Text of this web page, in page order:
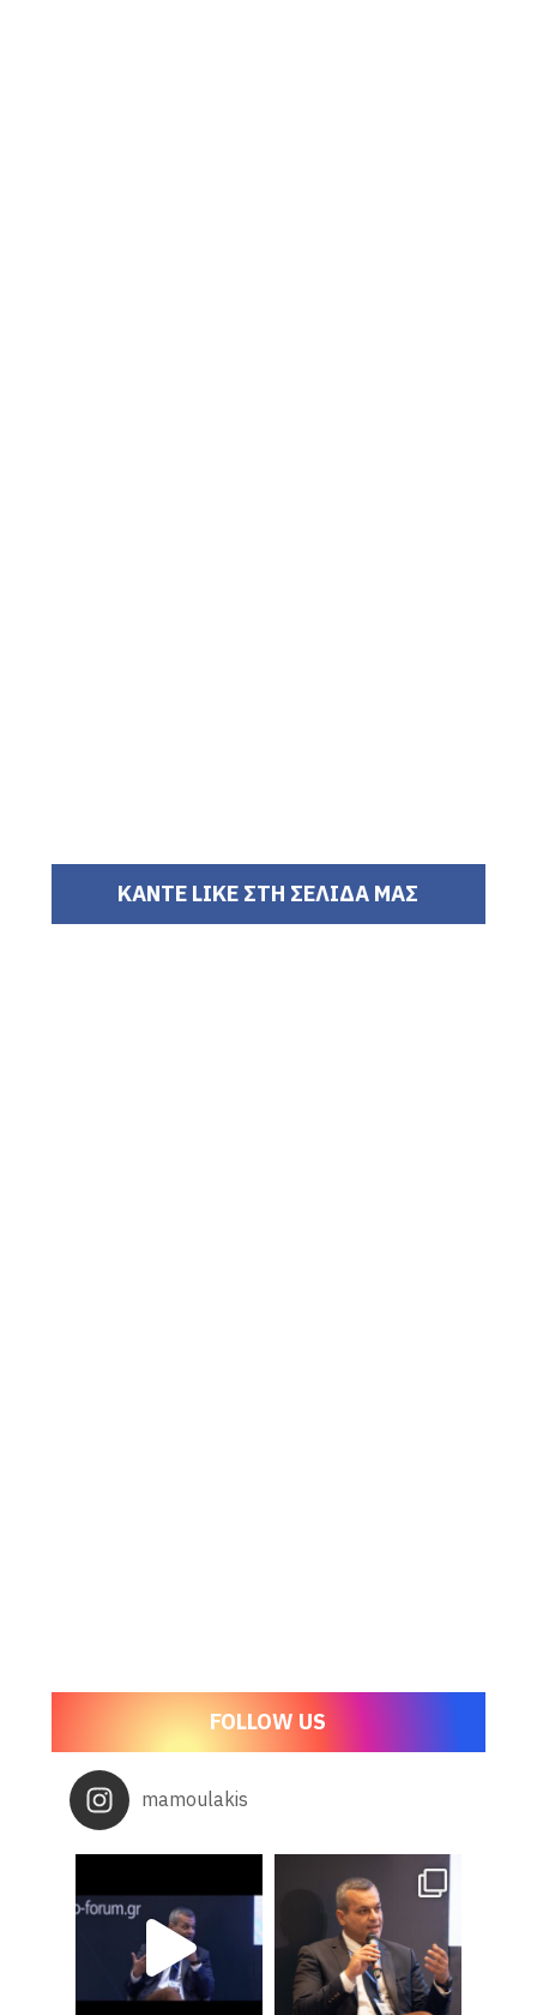
ΚΑΝΤΕ LIKE ΣΤΗ ΣΕΛΙΔΑ ΜΑΣ
mamoulakis
FOLLOW US